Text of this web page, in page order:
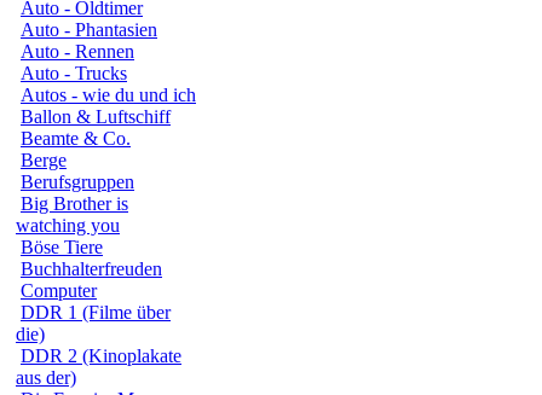
Auto - Oldtimer
Auto - Phantasien
Auto - Rennen
Auto - Trucks
Autos - wie du und ich
Ballon & Luftschiff
Beamte & Co.
Berge
Berufsgruppen
Big Brother is
watching you
Böse Tiere
Buchhalterfreuden
Computer
DDR 1 (Filme über
die)
DDR 2 (Kinoplakate
aus der)